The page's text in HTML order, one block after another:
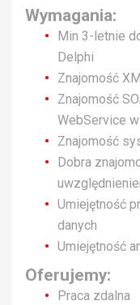
Wymagania:
Min 3-letnie
Delphi
Znajomość
Znajomość
WebService
Znajomość
Dobra
Umiejętność
danych
Umiejętność
Oferujemy:
Praca zdalna